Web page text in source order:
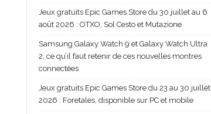
Jeux gratuits Epic Games Store du 30 juillet au 6
août 2026 : OTXO, Sol Cesto et Mutazione
Samsung Galaxy Watch 9 et Galaxy Watch Ultra
2, ce qu’il faut retenir de ces nouvelles montres
connectées
Jeux gratuits Epic Games Store du 23 au 30 juillet
2026 : Foretales, disponible sur PC et mobile